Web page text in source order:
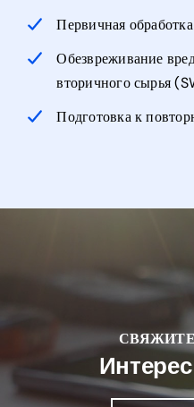
Первичная
Обезвреживание
вторичного сырья
Подготовка к